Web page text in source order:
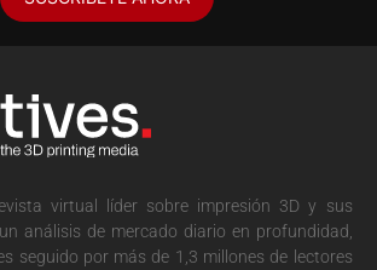
virtual líder sobre impresión 3D y sus
análisis de mercado diario en profundidad,
seguido por más de 1,3 millones de lectores